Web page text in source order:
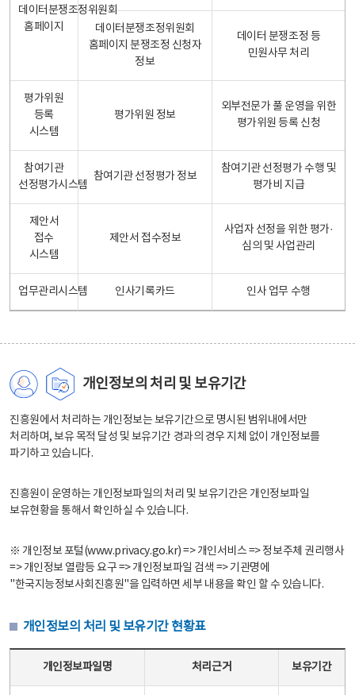
데이터분쟁조정위원회
홈페이지
데이터분쟁조정위원회
홈페이지 분쟁조정 신청자
정보
데이터 분쟁조정 등
민원사무 처리
평가위원
등록
시스템
평가위원 정보
외부전문가 풀 운영을 위한
평가위원 등록 신청
참여기관
선정평가시스템
참여기관 선정평가 정보
참여기관 선정평가 수행 및
평가비 지급
제안서
접수
시스템
제안서 접수정보
사업자 선정을 위한 평가·
심의 및 사업관리
업무관리시스템 인사기록카드 인사 업무 수행
개인정보의 처리 및 보유기간
진흥원에서 처리하는 개인정보는 보유기간으로 명시된 범위내에서만
처리하며, 보유 목적 달성 및 보유기간 경과의 경우 지체 없이 개인정보를
파기하고 있습니다.
진흥원이 운영하는 개인정보파일의 처리 및 보유기간은 개인정보파일
보유현황을 통해서 확인하실 수 있습니다.
※ 개인정보 포털(www.privacy.go.kr) => 개인서비스 => 정보주체 권리행사
=> 개인정보 열람등 요구 => 개인정보파일 검색 => 기관명에
"한국지능정보사회진흥원"을 입력하면 세부 내용을 확인 할 수 있습니다.
개인정보의 처리 및 보유기간 현황표
개인정보파일명 처리근거 보유기간